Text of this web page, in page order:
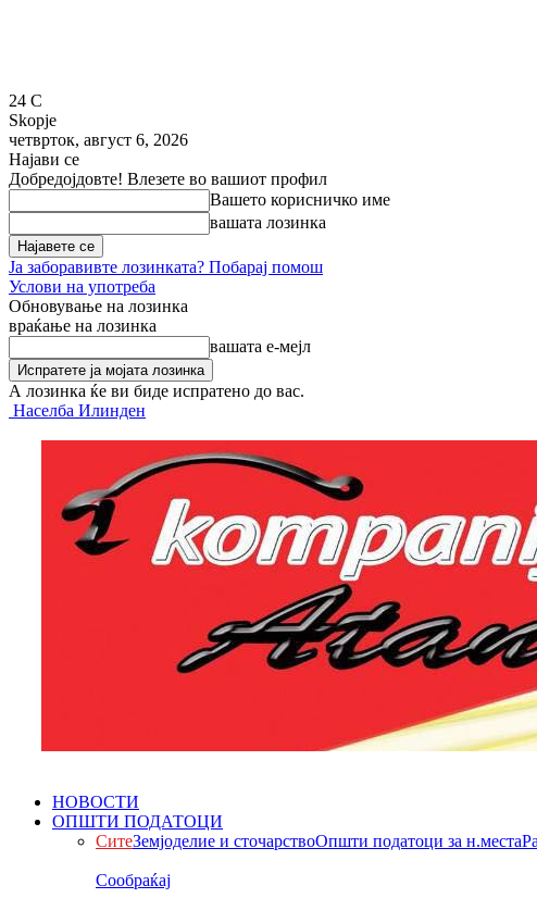
24 C
Skopje
четврток, август 6, 2026
Најави се
Добредојдовте! Влезете во вашиот профил
Вашето корисничко име
вашата лозинка
Ја заборавивте лозинката? Побарај помош
Услови на употреба
Обновување на лозинка
враќање на лозинка
вашата е-мејл
А лозинка ќе ви биде испратено до вас.
Населба Илинден
НОВОСТИ
ОПШТИ ПОДАТОЦИ
СитеЗемјоделие и сточарствоОпшти податоци за н.места
Сообраќај